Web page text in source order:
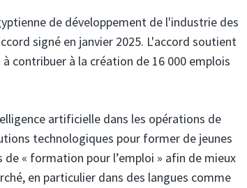
de développement de l'industrie des
signé en janvier 2025. L'accord soutient
contribuer à la création de 16 000 emplois
artificielle dans les opérations de
technologiques pour former de jeunes
« formation pour l’emploi » afin de mieux
en particulier dans des langues comme